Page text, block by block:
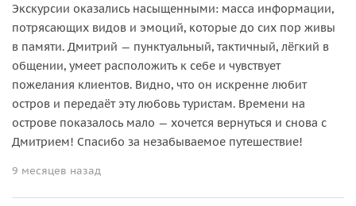
Экскурсии оказались насыщенными: масса информации,
потрясающих видов и эмоций, которые до сих пор живы
в памяти. Дмитрий — пунктуальный, тактичный, лёгкий в
общении, умеет расположить к себе и чувствует
пожелания клиентов. Видно, что он искренне любит
остров и передаёт эту любовь туристам. Времени на
острове показалось мало — хочется вернуться и снова с
Дмитрием! Спасибо за незабываемое путешествие!
9 месяцев назад